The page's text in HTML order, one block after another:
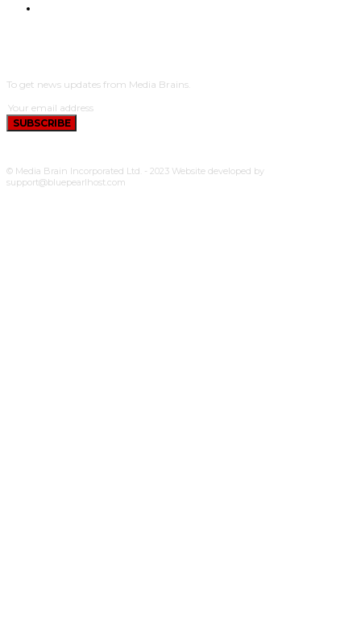
To get news updates from Media Brains.
SUBSCRIBE
© Media Brain Incorporated Ltd. - 2023 Website developed by
support@bluepearlhost.com